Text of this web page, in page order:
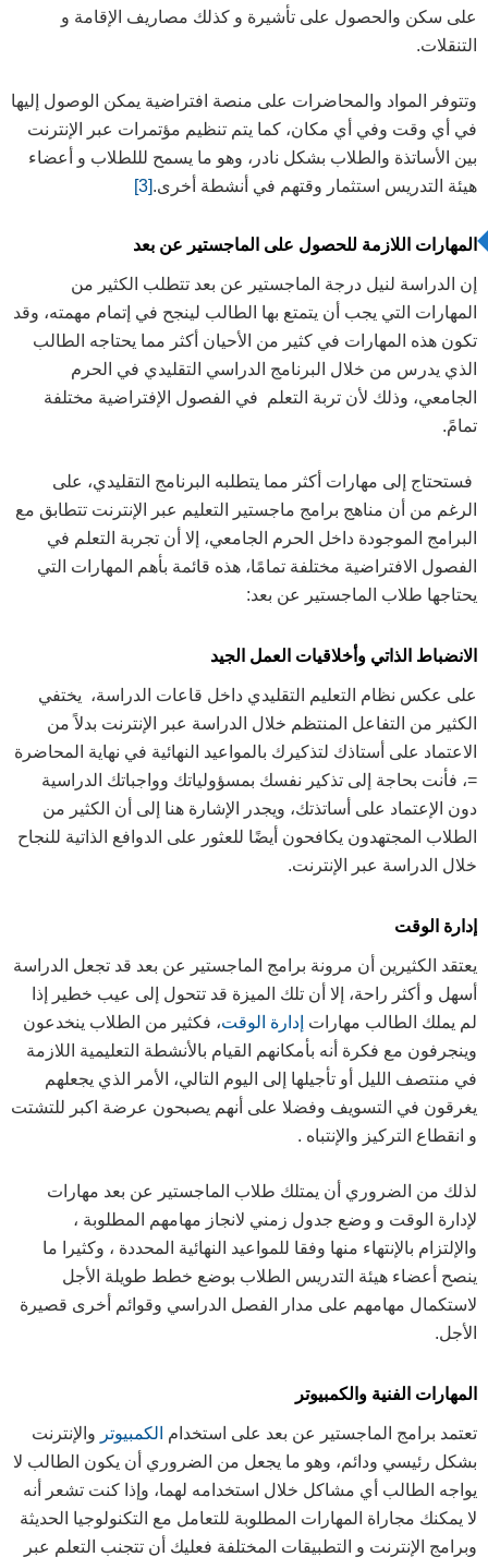
على سكن والحصول على تأشيرة و كذلك مصاريف الإقامة و
التنقلات.
وتتوفر المواد والمحاضرات على منصة افتراضية يمكن الوصول إليها
في أي وقت وفي أي مكان، كما يتم تنظيم مؤتمرات عبر الإنترنت
بين الأساتذة والطلاب بشكل نادر، وهو ما يسمح لللطلاب و أعضاء
هيئة التدريس استثمار وقتهم في أنشطة أخرى.[3]
المهارات اللازمة للحصول على الماجستير عن بعد
إن الدراسة لنيل درجة الماجستير عن بعد تتطلب الكثير من
المهارات التي يجب أن يتمتع بها الطالب لينجح في إتمام مهمته، وقد
تكون هذه المهارات في كثير من الأحيان أكثر مما يحتاجه الطالب
الذي يدرس من خلال البرنامج الدراسي التقليدي في الحرم
الجامعي، وذلك لأن تربة التعلم في الفصول الإفتراضية مختلفة
تمامً.
فستحتاج إلى مهارات أكثر مما يتطلبه البرنامج التقليدي، على
الرغم من أن مناهج برامج ماجستير التعليم عبر الإنترنت تتطابق مع
البرامج الموجودة داخل الحرم الجامعي، إلا أن تجربة التعلم في
الفصول الافتراضية مختلفة تمامًا، هذه قائمة بأهم المهارات التي
يحتاجها طلاب الماجستير عن بعد:
الانضباط الذاتي وأخلاقيات العمل الجيد
على عكس نظام التعليم التقليدي داخل قاعات الدراسة، يختفي
الكثير من التفاعل المنتظم خلال الدراسة عبر الإنترنت بدلاً من
الاعتماد على أستاذك لتذكيرك بالمواعيد النهائية في نهاية المحاضرة
=، فأنت بحاجة إلى تذكير نفسك بمسؤولياتك وواجباتك الدراسية
دون الإعتماد على أساتذتك، ويجدر الإشارة هنا إلى أن الكثير من
الطلاب المجتهدون يكافحون أيضًا للعثور على الدوافع الذاتية للنجاح
خلال الدراسة عبر الإنترنت.
إدارة الوقت
يعتقد الكثيرين أن مرونة برامج الماجستير عن بعد قد تجعل الدراسة
أسهل و أكثر راحة، إلا أن تلك الميزة قد تتحول إلى عيب خطير إذا
لم يملك الطالب مهارات إدارة الوقت، فكثير من الطلاب ينخدعون
وينجرفون مع فكرة أنه بأمكانهم القيام بالأنشطة التعليمية اللازمة
في منتصف الليل أو تأجيلها إلى اليوم التالي، الأمر الذي يجعلهم
يغرقون في التسويف وفضلا على أنهم يصبحون عرضة اكبر للتشتت
و انقطاع التركيز والإنتباه .
لذلك من الضروري أن يمتلك طلاب الماجستير عن بعد مهارات
لإدارة الوقت و وضع جدول زمني لانجاز مهامهم المطلوبة ،
والإلتزام بالإنتهاء منها وفقا للمواعيد النهائية المحددة ، وكثيرا ما
ينصح أعضاء هيئة التدريس الطلاب بوضع خطط طويلة الأجل
لاستكمال مهامهم على مدار الفصل الدراسي وقوائم أخرى قصيرة
الأجل.
المهارات الفنية والكمبيوتر
تعتمد برامج الماجستير عن بعد على استخدام الكمبيوتر والإنترنت
بشكل رئيسي ودائم، وهو ما يجعل من الضروري أن يكون الطالب لا
يواجه الطالب أي مشاكل خلال استخدامه لهما، وإذا كنت تشعر أنه
لا يمكنك مجاراة المهارات المطلوبة للتعامل مع التكنولوجيا الحديثة
وبرامج الإنترنت و التطبيقات المختلفة فعليك أن تتجنب التعلم عبر